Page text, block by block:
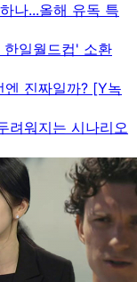
나...올해 유독 특
일월드컵' 소환
엔 진짜일까? [Y녹
려워지는 시나리오